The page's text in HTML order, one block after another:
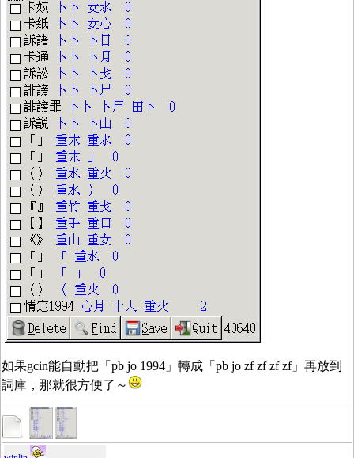
如果gcin能自動把「pb jo 1994」轉成「pb jo zf zf zf zf」再放到
詞庫，那就很方便了～